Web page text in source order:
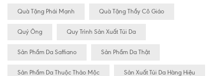
Quà Tặng Phái Mạnh Quà Tặng Thầy Cô Giáo
Quý Ông Quy Trình Sản Xuất Túi Da
Sản Phẩm Da Saffiano Sản Phẩm Da Thật
Sản Phẩm Da Thuộc Thảo Mộc Sản Xuất Túi Da Hàng Hiệu